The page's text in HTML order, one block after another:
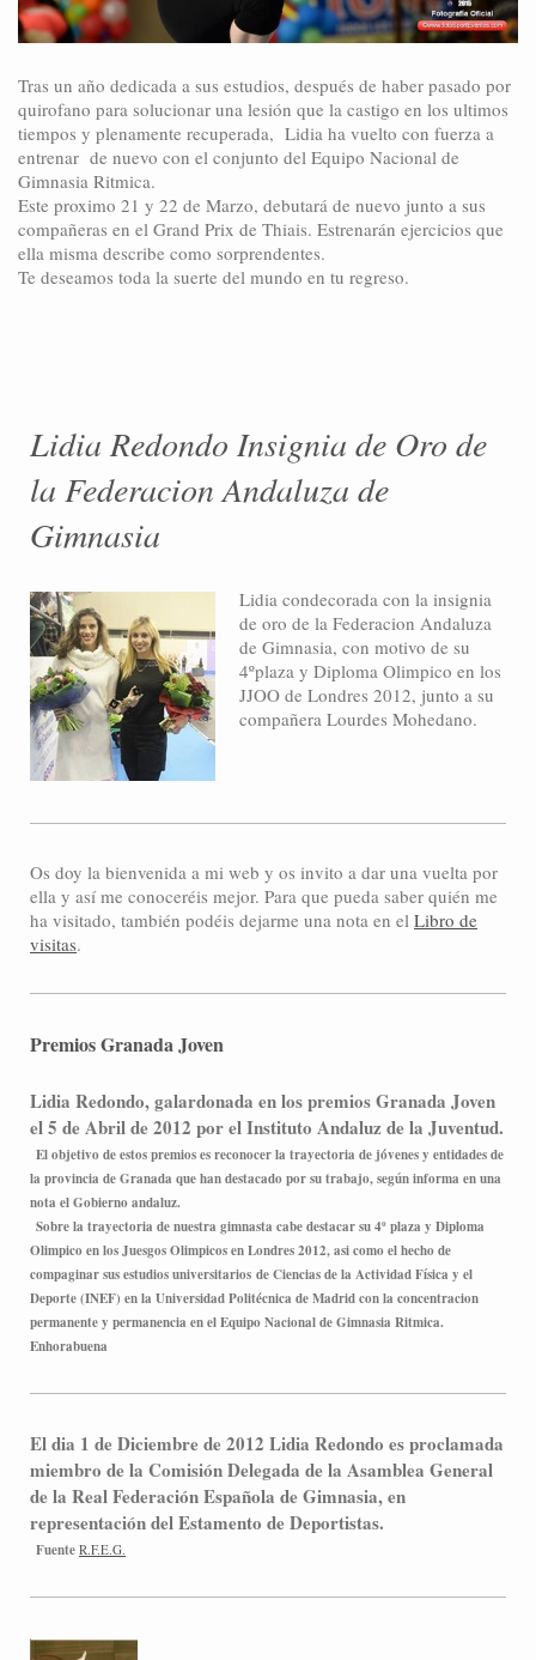
Tras un año dedicada a sus estudios, después de haber pasado por
quirofano para solucionar una lesión que la castigo en los ultimos
tiempos y plenamente recuperada, Lidia ha vuelto con fuerza a
entrenar de nuevo con el conjunto del Equipo Nacional de
Gimnasia Ritmica.
Este proximo 21 y 22 de Marzo, debutará de nuevo junto a sus
compañeras en el Grand Prix de Thiais. Estrenarán ejercicios que
ella misma describe como sorprendentes.
Te deseamos toda la suerte del mundo en tu regreso.
Lidia Redondo Insignia de Oro de
la Federacion Andaluza de
Gimnasia
Lidia condecorada con la insignia
de oro de la Federacion Andaluza
de Gimnasia, con motivo de su
4ºplaza y Diploma Olimpico en los
JJOO de Londres 2012, junto a su
compañera Lourdes Mohedano.
Os doy la bienvenida a mi web y os invito a dar una vuelta por
ella y así me conoceréis mejor. Para que pueda saber quién me
ha visitado, también podéis dejarme una nota en el Libro de
visitas.
Premios Granada Joven
Lidia Redondo, galardonada en los premios Granada Joven
el 5 de Abril de 2012 por el Instituto Andaluz de la Juventud.
El objetivo de estos premios es reconocer la trayectoria de jóvenes y entidades de
la provincia de Granada que han destacado por su trabajo, según informa en una
nota el Gobierno andaluz.
Sobre la trayectoria de nuestra gimnasta cabe destacar su 4º plaza y Diploma
Olimpico en los Juesgos Olimpicos en Londres 2012, asi como el hecho de
compaginar sus estudios universitarios de Ciencias de la Actividad Física y el
Deporte (INEF) en la Universidad Politécnica de Madrid con la concentracion
permanente y permanencia en el Equipo Nacional de Gimnasia Ritmica.
Enhorabuena
El dia 1 de Diciembre de 2012 Lidia Redondo es proclamada
miembro de la Comisión Delegada de la Asamblea General
de la Real Federación Española de Gimnasia , en
representación del Estamento de Deportistas.
Fuente R.F.E.G.